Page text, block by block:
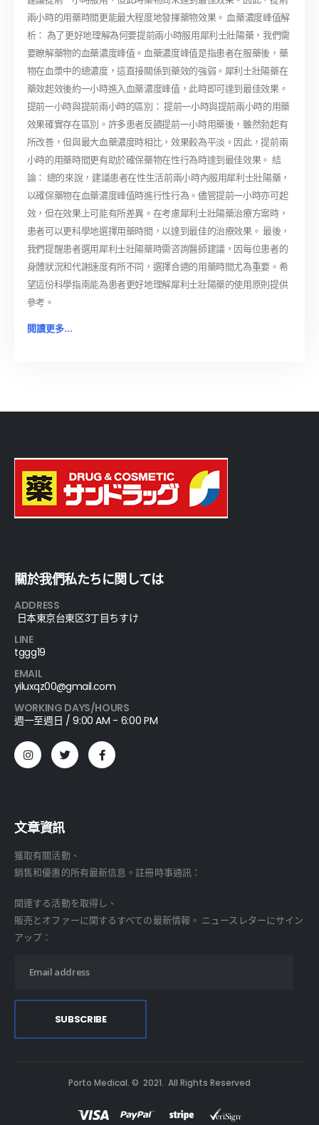
兩小時的用藥時間更能最大程度地發揮藥物效果。 血藥濃度峰值解
析： 為了更好地理解為何要提前兩小時服用犀利士壯陽藥，我們需
要瞭解藥物的血藥濃度峰值。血藥濃度峰值是指患者在服藥後，藥
物在血漿中的總濃度，這直接關係到藥效的強弱。犀利士壯陽藥在
藥效起效後約一小時進入血藥濃度峰值，此時即可達到最佳效果。
提前一小時與提前兩小時的區別： 提前一小時與提前兩小時的用藥
效果確實存在區別。許多患者反饋提前一小時用藥後，雖然勃起有
所改善，但與最大血藥濃度時相比，效果較為平淡。因此，提前兩
小時的用藥時間更有助於確保藥物在性行為時達到最佳效果。 結
論： 總的來說，建議患者在性生活前兩小時內服用犀利士壯陽藥，
以確保藥物在血藥濃度峰值時進行性行為。儘管提前一小時亦可起
效，但在效果上可能有所差異。在考慮犀利士壯陽藥治療方案時，
患者可以更科學地選擇用藥時間，以達到最佳的治療效果。 最後，
我們提醒患者選用犀利士壯陽藥時需咨詢醫師建議，因每位患者的
身體狀況和代謝速度有所不同，選擇合適的用藥時間尤為重要。希
望這份科學指南能為患者更好地理解犀利士壯陽藥的使用原則提供
參考。
閱讀更多...
關於我們私たちに関しては
ADDRESS
日本東京台東区3丁目ちすけ
LINE
tggg19
EMAIL
yiluxqz00@gmail.com
WORKING DAYS/HOURS
週一至週日 / 9:00 AM - 6:00 PM
文章資訊
獲取有關活動、
銷售和優惠的所有最新信息。註冊時事通訊：
関連する活動を取得し、
販売とオファーに関するすべての最新情報。 ニュースレターにサイン
アップ：
Porto Medical. © 2021. All Rights Reserved